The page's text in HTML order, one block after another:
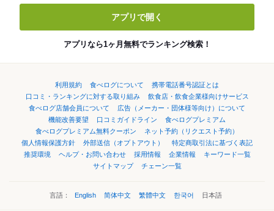
アプリで開く
アプリなら1ヶ月無料でランキング検索！
利用規約 食べログについて
携帯電話番号認証とは
口コミ・ランキングに対する取り組み
飲食店・飲食企業様向けサービス
食べログ店舗会員について
広告（メーカー・団体様等向け）について
機能改善要望
口コミガイドライン
食べログプレミアム
食べログプレミアム無料クーポン
ネット予約（リクエスト予約）
個人情報保護方針
外部送信（オプトアウト）
特定商取引法に基づく表記
推奨環境
ヘルプ・お問い合わせ 採用情報 企業情報
キーワード一覧
サイトマップ
チェーン一覧
言語： English 简体中文 繁體中文 한국어 日本語